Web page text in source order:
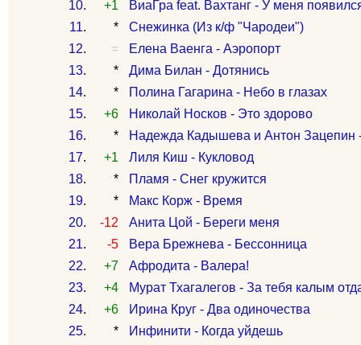
10. +1
ВиаГра feat. Вахтанг - У меня
11. *
Снежинка (Из к/ф "Чародеи")
12. =
Елена Ваенга - Аэропорт
13. *
Дима Билан - Дотянись
14. *
Полина Гагарина - Небо в глазах
15. +6
Николай Носков - Это здорово
16. *
Надежда Кадышева и Антон Зацепин
17. +1
Лиля Киш - Кукловод
18. *
Пламя - Снег кружится
19. *
Макс Корж - Время
20. -12
Анита Цой - Береги меня
21. -5
Вера Брежнева - Бессонница
22. +7
Афродита - Валера!
23. +4
Мурат Тхагалегов - За тебя калым
24. +6
Ирина Круг - Два одиночества
25. *
Инфинити - Когда уйдешь